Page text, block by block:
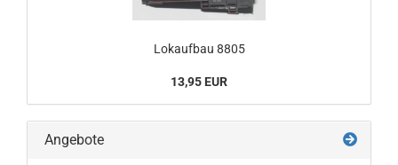
Lokaufbau 8805
13,95 EUR
Angebote